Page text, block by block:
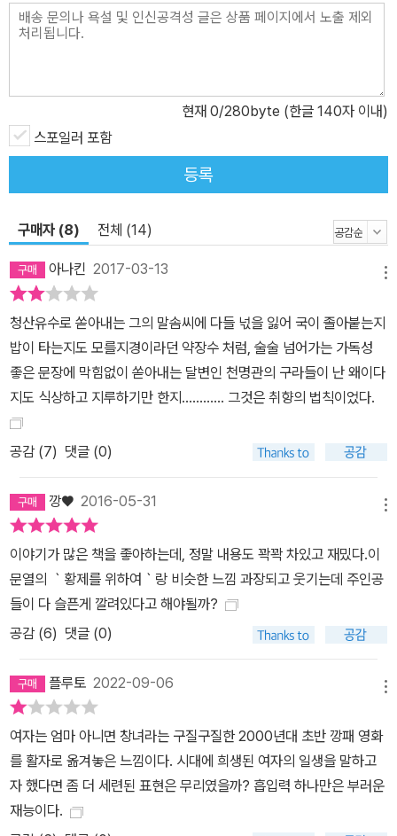
현재 0/280byte (한글 140자 이내)
스포일러 포함
등록
구매자 (8) 전체 (14)
아나킨 2017-03-13
청산유수로 쏟아내는 그의 말솜씨에 다들 넋을 잃어 국이 졸아붙는지
밥이 타는지도 모를지경이라던 약장수 처럼, 술술 넘어가는 가독성
좋은 문장에 막힘없이 쏟아내는 달변인 천명관의 구라들이 난 왜이다
지도 식상하고 지루하기만 한지............ 그것은 취향의 법칙이었다.
공감 (7) 댓글 (0)
깡♥ 2016-05-31
이야기가 많은 책을 좋아하는데, 정말 내용도 꽉꽉 차있고 재밌다.이
문열의 ｀황제를 위하여｀랑 비슷한 느낌 과장되고 웃기는데 주인공
들이 다 슬픈게 깔려있다고 해야될까?
공감 (6) 댓글 (0)
플루토 2022-09-06
여자는 엄마 아니면 창녀라는 구질구질한 2000년대 초반 깡패 영화
를 활자로 옮겨놓은 느낌이다. 시대에 희생된 여자의 일생을 말하고
자 했다면 좀 더 세련된 표현은 무리였을까? 흡입력 하나만은 부러운
재능이다.